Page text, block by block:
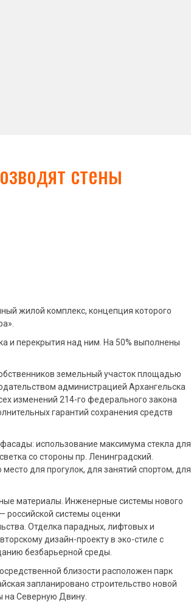
стены
жилой комплекс, концепция которого
и перекрытия над ним. На 50% выполнены
земельный участок площадью
администрацией Архангельска
изменений 214-го федерального закона
гарантий сохранения средств
использование максимума стекла для
со стороны пр. Ленинградский.
для прогулок, для занятий спортом, для
материалы. Инженерные системы нового
российской системы оценки
Отделка парадных, лифтовых и
дизайн-проекту в эко-стиле с
безбарьерной среды.
близости расположен парк
запланировано строительство новой
на Северную Двину.